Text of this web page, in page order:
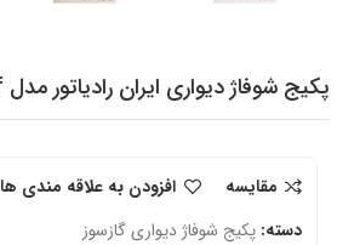
پکیج شوفاژ دیواری ایران رادیاتور مدل m28ff
مقایسه
افزودن به علاقه مندی ها
دسته: پکیج شوفاژ دیواری گازسوز